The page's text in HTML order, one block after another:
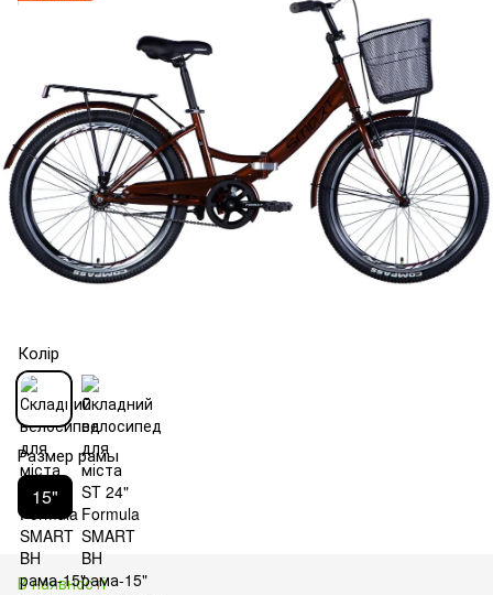
Колір
Размер рамы
15"
В наявності